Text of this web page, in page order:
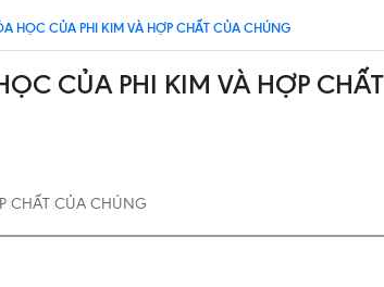
HỌC CỦA PHI KIM VÀ HỢP CHẤT CỦA CHÚNG
CỦA PHI KIM VÀ HỢP CHẤT
CHẤT CỦA CHÚNG